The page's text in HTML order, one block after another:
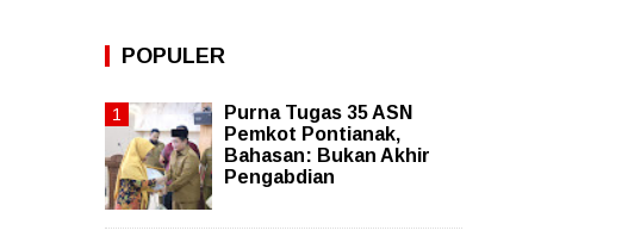
POPULER
Purna Tugas 35 ASN
Pemkot Pontianak,
Bahasan: Bukan Akhir
Pengabdian